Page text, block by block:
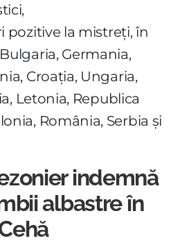
pozitive la mistreți, în
Germania,
Croația, Ungaria,
Letonia, Republica
România, Serbia și
indemnă
albastre în